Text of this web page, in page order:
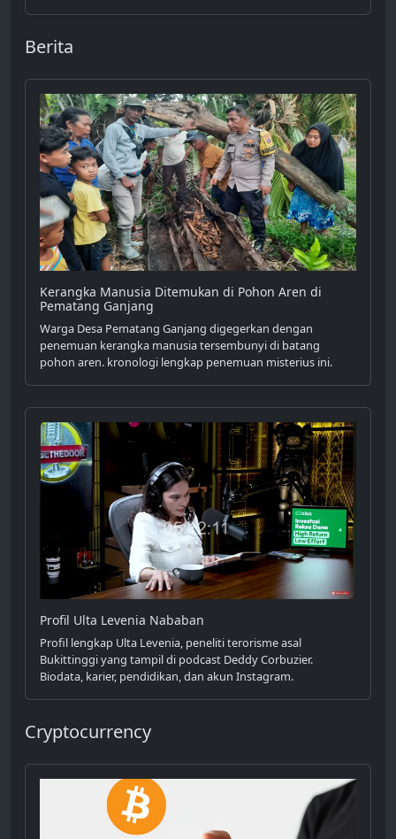
Berita
Kerangka Manusia Ditemukan di Pohon Aren di
Pematang Ganjang
Warga Desa Pematang Ganjang digegerkan dengan
penemuan kerangka manusia tersembunyi di batang
pohon aren. kronologi lengkap penemuan misterius ini.
Profil Ulta Levenia Nababan
Profil lengkap Ulta Levenia, peneliti terorisme asal
Bukittinggi yang tampil di podcast Deddy Corbuzier.
Biodata, karier, pendidikan, dan akun Instagram.
Cryptocurrency